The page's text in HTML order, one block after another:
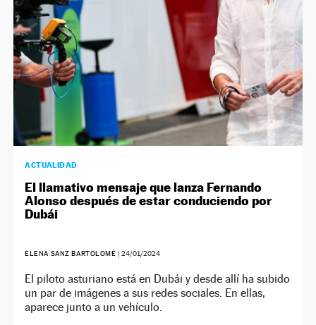
ACTUALIDAD
El llamativo mensaje que lanza Fernando
Alonso después de estar conduciendo por
Dubái
ELENA SANZ BARTOLOMÉ | 24/01/2024
El piloto asturiano está en Dubái y desde allí ha subido
un par de imágenes a sus redes sociales. En ellas,
aparece junto a un vehículo.